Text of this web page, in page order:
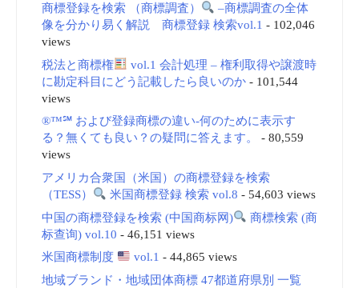
商標登録を検索 （商標調査）
–商標調査の全体
像を分かり易く解説 商標登録 検索vol.1 - 102,046
views
税法と商標権
vol.1 会計処理 – 権利取得や譲渡時
に勘定科目にどう記載したら良いのか- 101,544
views
®™℠ および登録商標の違い-何のために表示す
る？無くても良い？の疑問に答えます。
- 80,559
views
アメリカ合衆国（米国）の商標登録を検索
（TESS）
米国商標登録 検索 vol.8 - 54,603 views
中国の商標登録を検索 (中国商标网)
商標検索 (商
标查询) vol.10 - 46,151 views
米国商標制度
vol.1 - 44,865 views
地域ブランド・地域団体商標 47都道府県別 一覧